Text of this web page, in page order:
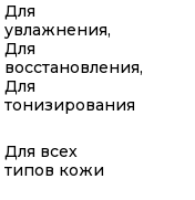
Для
увлажнения,
Для
восстановления,
Для
тонизирования
Для всех
типов кожи